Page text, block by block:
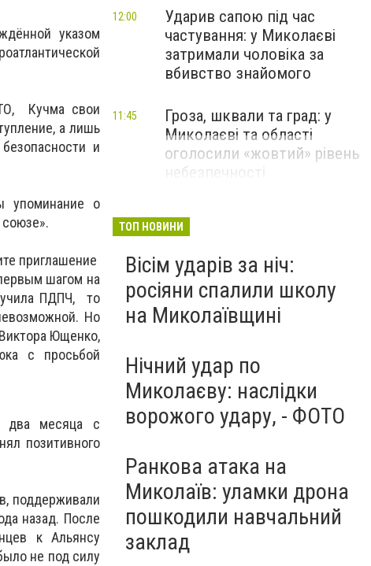
указом
Кучма свои
а лишь
и
упоминание о
приглашение
шагом на
ПДПЧ, то
Но
Ющенко,
с просьбой
два месяца с
позитивного
поддерживали
назад. После
к Альянсу
не под силу
Ударив сапою під час
частування: у Миколаєві
затримали чоловіка за
вбивство знайомого
12:00
Гроза, шквали та град: у
Миколаєві та області
оголосили «жовтий» рівень
небезпечності
11:45
ТОП НОВИНИ
Вісім ударів за ніч:
росіяни спалили школу
на Миколаївщині
Нічний удар по
Миколаєву: наслідки
ворожого удару, - ФОТО
Ранкова атака на
Миколаїв: уламки дрона
пошкодили навчальний
заклад